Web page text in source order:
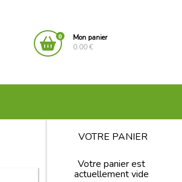
0
Mon panier
0.00 €
VOTRE PANIER
Votre panier est
actuellement vide